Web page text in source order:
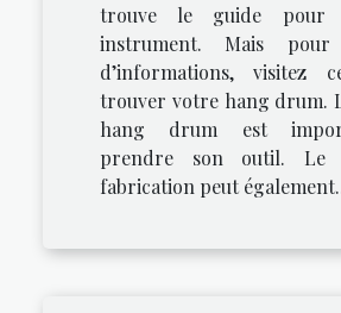
trouve le guide pour
instrument. Mais
d’informations, visitez
trouver votre hang drum.
hang drum est
prendre son outil. Le
fabrication peut